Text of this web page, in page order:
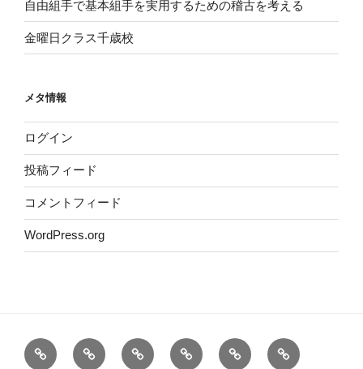
自由組手で基本組手を実用するための稽古を考える
金曜日クラス千歳校
メタ情報
ログイン
投稿フィード
コメントフィード
WordPress.org
ホ
概
代
2026
道
お